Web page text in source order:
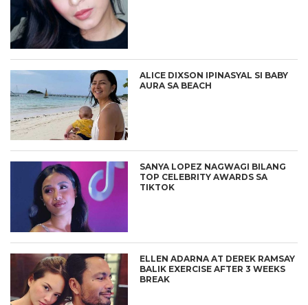
ALICE DIXSON IPINASYAL SI BABY
AURA SA BEACH
SANYA LOPEZ NAGWAGI BILANG
TOP CELEBRITY AWARDS SA
TIKTOK
ELLEN ADARNA AT DEREK RAMSAY
BALIK EXERCISE AFTER 3 WEEKS
BREAK